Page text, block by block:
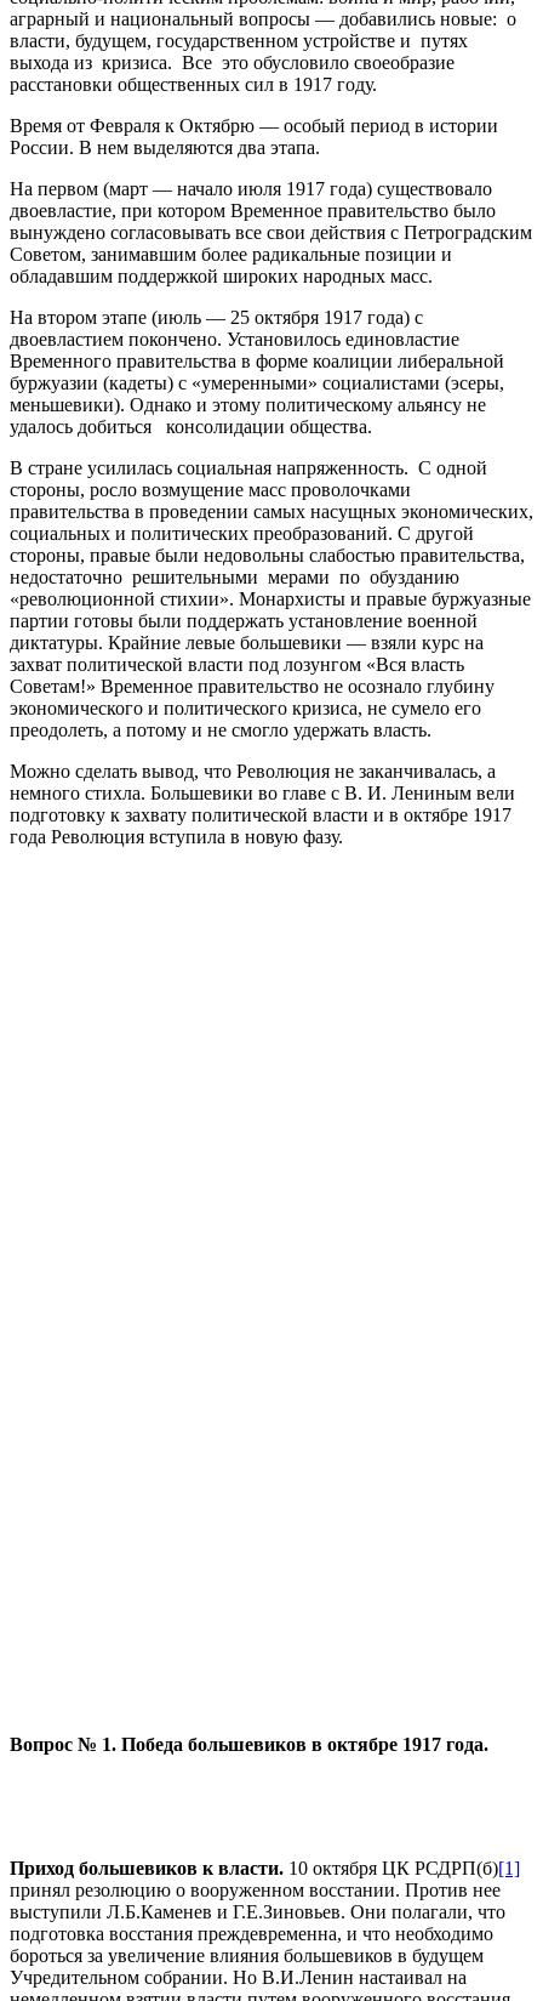
аграрный и национальный вопросы — добавились новые: о
власти, будущем, государственном устройстве и путях
выхода из кризиса. Все это обусловило своеобразие
расстановки общественных сил в 1917 году.
Время от Февраля к Октябрю — особый период в истории
России. В нем выделяются два этапа.
На первом (март — начало июля 1917 года) существовало
двоевластие, при котором Временное правительство было
вынуждено согласовывать все свои действия с Петроградским
Советом, занимавшим более радикальные позиции и
обладавшим поддержкой широких народных масс.
На втором этапе (июль — 25 октября 1917 года) с
двоевластием покончено. Установилось единовластие
Временного правительства в форме коалиции либеральной
буржуазии (кадеты) с «умеренными» социалистами (эсеры,
меньшевики). Однако и этому политическому альянсу не
удалось добиться консолидации общества.
В стране усилилась социальная напряженность. С одной
стороны, росло возмущение масс проволочками
правительства в проведении самых насущных экономических,
социальных и политических преобразований. С другой
стороны, правые были недовольны слабостью правительства,
недостаточно решительными мерами по обузданию
«революционной стихии». Монархисты и правые буржуазные
партии готовы были поддержать установление военной
диктатуры. Крайние левые большевики — взяли курс на
захват политической власти под лозунгом «Вся власть
Советам!» Временное правительство не осознало глубину
экономического и политического кризиса, не сумело его
преодолеть, а потому и не смогло удержать власть.
Можно сделать вывод, что Революция не заканчивалась, а
немного стихла. Большевики во главе с В. И. Лениным вели
подготовку к захвату политической власти и в октябре 1917
года Революция вступила в новую фазу.
Вопрос № 1. Победа большевиков в октябре 1917 года.
Приход большевиков к власти. 10 октября ЦК РСДРП(б)[1]
принял резолюцию о вооруженном восстании. Против нее
выступили Л.Б.Каменев и Г.Е.Зиновьев. Они полагали, что
подготовка восста­ния преждевременна, и что необходимо
бороться за увеличение влия­ния большевиков в будущем
Учредительном собрании. Но В.И.Ленин настаивал на